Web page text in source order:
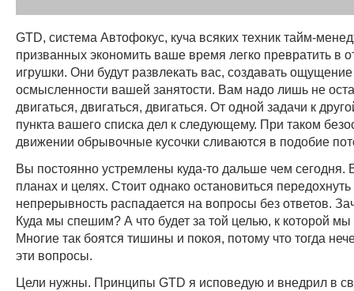
GTD, система Автофокус, куча всяких техник тайм-
призванных экономить ваше время легко превратить в
игрушки. Они будут развлекать вас, создавать ощущение
осмысленности вашей занятости. Вам надо лишь не
двигаться, двигаться, двигаться. От одной задачи к
пункта вашего списка дел к следующему. При таком
движении обрывочные кусочки сливаются в подобие
Вы постоянно устремлены куда-то дальше чем сегодня.
планах и целях. Стоит однако остановиться передохнуть
непрерывность распадается на вопросы без ответов.
Куда мы спешим? А что будет за той целью, к которой
Многие так боятся тишины и покоя, потому что тогда
эти вопросы.
Цели нужны. Принципы GTD я исповедую и внедрил в